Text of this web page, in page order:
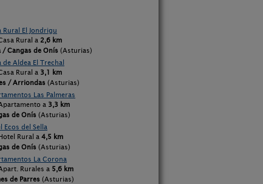
Rural El Jondrigu
Rural a 2,6 km
/ Cangas de Onís (Asturias)
de Aldea El Trechal
Rural a 3,1 km
/ Arriondas (Asturias)
Las Palmeras
a 3,3 km
de Onís (Asturias)
Ecos del Sella
Rural a 4,5 km
de Onís (Asturias)
La Corona
Rurales a 5,6 km
de Parres (Asturias)